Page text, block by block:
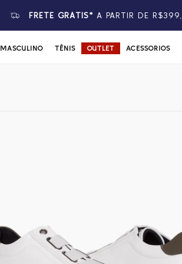
FRETE GRÁTIS* A PARTIR DE
MASCULINO TÊNIS OUTLET ACESSÓRIOS